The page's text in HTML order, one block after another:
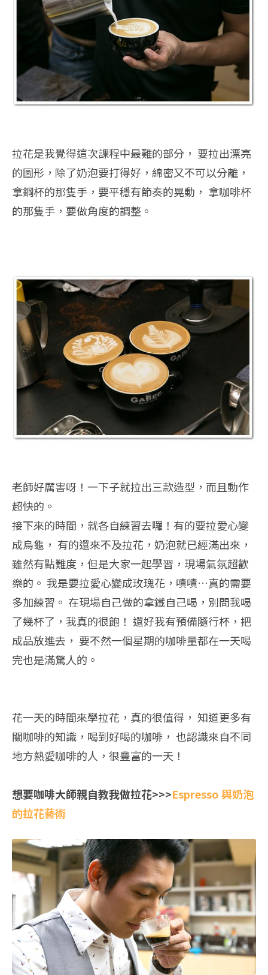
拉花是我覺得這次課程中最難的部分， 要拉出漂亮
的圖形，除了奶泡要打得好，綿密又不可以分離，
拿鋼杯的那隻手，要平穩有節奏的晃動， 拿咖啡杯
的那隻手，要做角度的調整。
老師好厲害呀！一下子就拉出三款造型，而且動作
超快的。
接下來的時間，就各自練習去囉！有的要拉愛心變
成烏龜， 有的還來不及拉花，奶泡就已經滿出來，
雖然有點難度，但是大家一起學習，現場氣氛超歡
樂的。 我是要拉愛心變成玫瑰花，嘖嘖…真的需要
多加練習。 在現場自己做的拿鐵自己喝，別問我喝
了幾杯了，我真的很飽！ 還好我有預備隨行杯，把
成品放進去， 要不然一個星期的咖啡量都在一天喝
完也是滿驚人的。
花一天的時間來學拉花，真的很值得， 知道更多有
關咖啡的知識，喝到好喝的咖啡， 也認識來自不同
地方熱愛咖啡的人，很豐富的一天！
想要咖啡大師親自教我做拉花>>>Espresso 與奶泡
的拉花藝術